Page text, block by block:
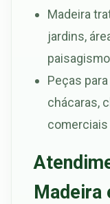
Madeira
jardins,
paisagismo
Peças
chácaras,
comerciais
Madeira